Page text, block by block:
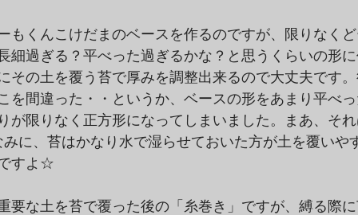
もくんこけだまのベースを作るのですが、限りなく
細過ぎる？平べった過ぎるかな？と思うくらいの形
その土を覆う苔で厚みを調整出来るので大丈夫です
を間違った・・というか、ベースの形をあまり平べ
が限りなく正方形になってしまいました。まあ、そ
に、苔はかなり水で湿らせておいた方が土を覆いや
すよ☆
要な土を苔で覆った後の「糸巻き」ですが、縛る際